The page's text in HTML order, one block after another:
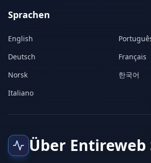
Sprachen
English
Deutsch
Français
Norsk
한국어
Italiano
Über Entireweb